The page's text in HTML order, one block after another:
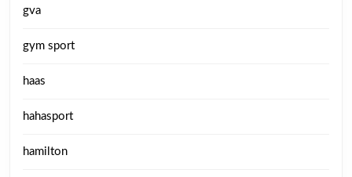
gva
gym sport
haas
hahasport
hamilton